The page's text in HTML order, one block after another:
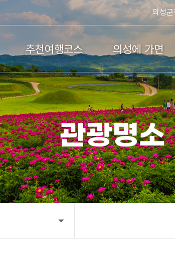
의성
추천여행코스 의성에 가면
관광명소